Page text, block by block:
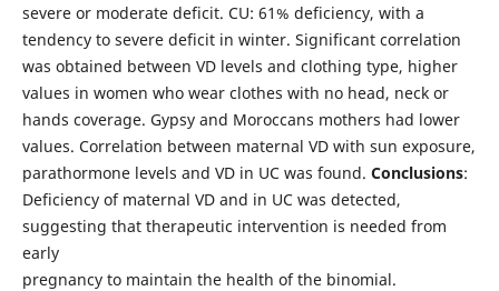
severe or moderate deficit. CU: 61% deficiency, with a
tendency to severe deficit in winter. Significant correlation
was obtained between VD levels and clothing type, higher
values in women who wear clothes with no head, neck or
hands coverage. Gypsy and Moroccans mothers had lower
values. Correlation between maternal VD with sun exposure,
parathormone levels and VD in UC was found. Conclusions:
Deficiency of maternal VD and in UC was detected,
suggesting that therapeutic intervention is needed from
early
pregnancy to maintain the health of the binomial.